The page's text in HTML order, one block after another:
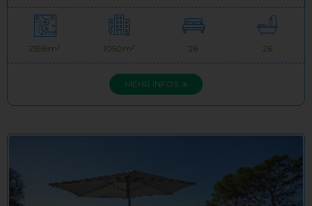
2598m² 1050m² 26 26
MEHR INFOS